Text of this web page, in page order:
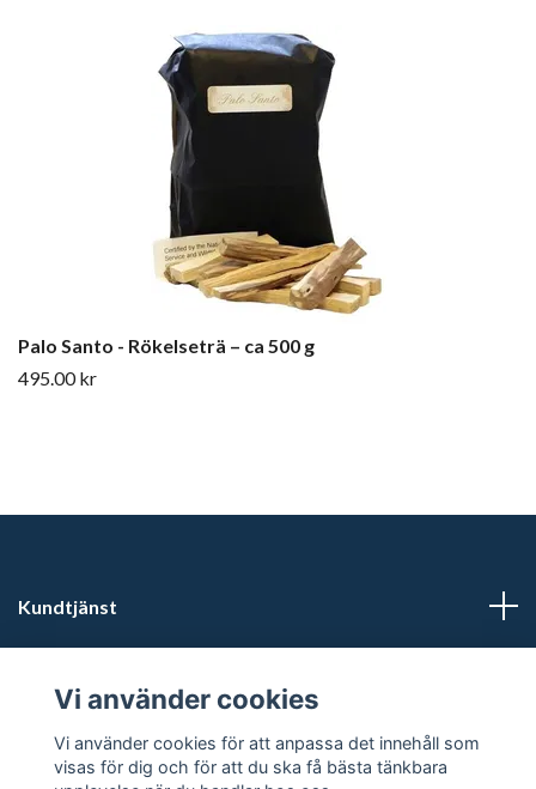
Palo Santo - Rökelseträ – ca 500 g
495.00 kr
Kundtjänst
Sociala medier
Vi använder cookies
Vi använder cookies för att anpassa det innehåll som
visas för dig och för att du ska få bästa tänkbara